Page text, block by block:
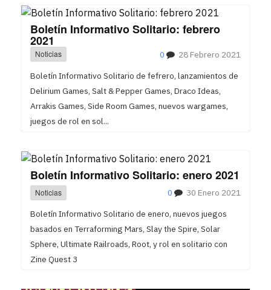
Boletín Informativo Solitario: febrero
2021
Noticias 28 Febrero 2021
0
Boletín Informativo Solitario de fefrero, lanzamientos de
Delirium Games, Salt & Pepper Games, Draco Ideas,
Arrakis Games, Side Room Games, nuevos wargames,
juegos de rol en sol...
Boletín Informativo Solitario: enero 2021
Noticias 30 Enero 2021
0
Boletín Informativo Solitario de enero, nuevos juegos
basados en Terraforming Mars, Slay the Spire, Solar
Sphere, Ultimate Railroads, Root, y rol en solitario con
Zine Quest 3